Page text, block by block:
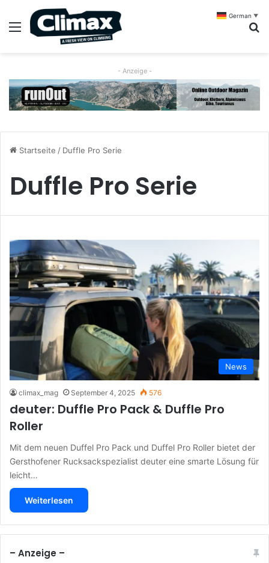
Menü
- Anzeige -
Startseite / Duffle Pro Serie
Duffle Pro Serie
News
climax_mag September 4, 2025 576
deuter: Duffle Pro Pack & Duffle Pro
Roller
Mit dem neuen Duffel Pro Pack und Duffel Pro Roller bietet der
Gersthofener Rucksackspezialist deuter eine smarte Lösung für
leicht…
Weiterlesen
– Anzeige –
German ▼